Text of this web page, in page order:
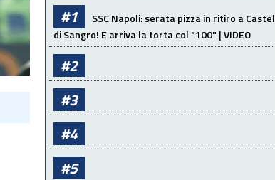
#1
SSC Napoli: serata pizza in ritiro a Castel
di Sangro! E arriva la torta col "100" | VIDEO
#2
#3
#4
#5